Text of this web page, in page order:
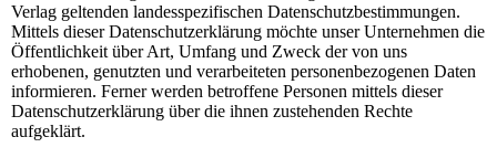
Verlag geltenden landesspezifischen Datenschutzbestimmungen.
Mittels dieser Datenschutzerklärung möchte unser Unternehmen die
Öffentlichkeit über Art, Umfang und Zweck der von uns
erhobenen, genutzten und verarbeiteten personenbezogenen Daten
informieren. Ferner werden betroffene Personen mittels dieser
Datenschutzerklärung über die ihnen zustehenden Rechte
aufgeklärt.